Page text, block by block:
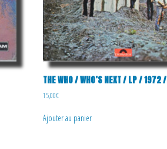
THE WHO / WHO’S NEXT / LP / 1972
15,00€
Ajouter au panier